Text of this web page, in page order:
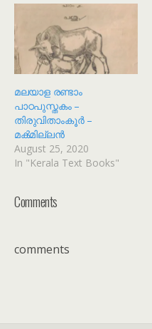
മലയാള രണ്ടാം
പാഠപുസ്തകം –
തിരുവിതാംകൂർ –
മൿമില്ലൻ
August 25, 2020
In "Kerala Text Books"
Comments
comments